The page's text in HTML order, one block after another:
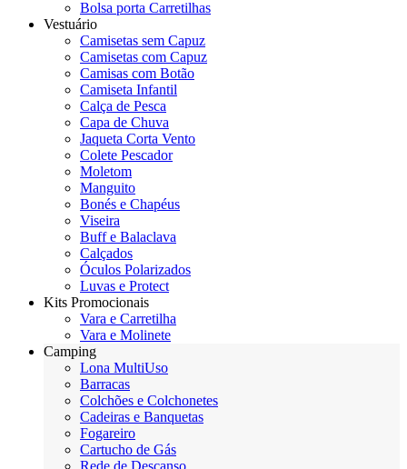
Bolsa porta Carretilhas
Vestuário
Camisetas sem Capuz
Camisetas com Capuz
Camisas com Botão
Camiseta Infantil
Calça de Pesca
Capa de Chuva
Jaqueta Corta Vento
Colete Pescador
Moletom
Manguito
Bonés e Chapéus
Viseira
Buff e Balaclava
Calçados
Óculos Polarizados
Luvas e Protect
Kits Promocionais
Vara e Carretilha
Vara e Molinete
Camping
Lona MultiUso
Barracas
Colchões e Colchonetes
Cadeiras e Banquetas
Fogareiro
Cartucho de Gás
Rede de Descanso